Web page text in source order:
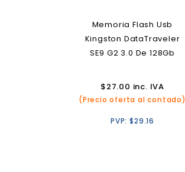
Memoria Flash Usb
Kingston DataTraveler
SE9 G2 3.0 De 128Gb
$27.00 inc. IVA
(Precio oferta al contado)
PVP:$29.16